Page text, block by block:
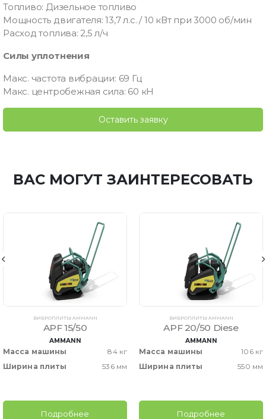
Топливо: Дизельное топливо
Мощность двигателя: 13,7 л.с. / 10 кВт при 3000 об/мин
Расход топлива: 2,5 л/ч
Силы уплотнения
Макс. частота вибрации: 69 Гц
Макс. центробежная сила: 60 кН
Оставить заявку
ВАС МОГУТ ЗАИНТЕРЕСОВАТЬ
ВИБРОПЛИТЫ AMMANN
APF 15/50
AMMANN
Масса машины
84 кг
Ширина плиты
536 мм
Подробнее
ВИБРОПЛИТЫ AMMANN
APF 20/50 Diese
AMMANN
Масса машины
106 кг
Ширина плиты
550 мм
Подробнее